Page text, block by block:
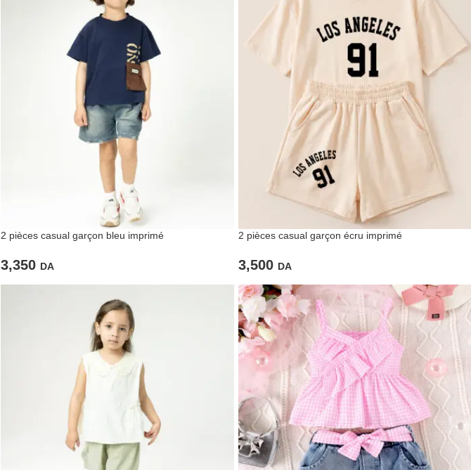
2 pièces casual garçon bleu imprimé
3,350 DA
2 pièces casual garçon écru imprimé
3,500 DA